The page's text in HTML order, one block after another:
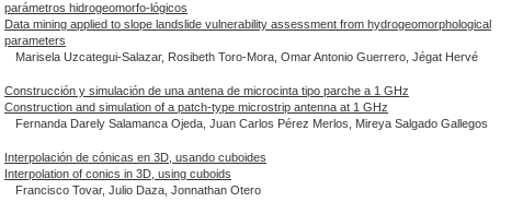
parámetros hidrogeomorfo-lógicos
Data mining applied to slope landslide vulnerability assessment from hydrogeomorphological
parameters
Marisela Uzcategui-Salazar, Rosibeth Toro-Mora, Omar Antonio Guerrero, Jégat Hervé
Construcción y simulación de una antena de microcinta tipo parche a 1 GHz
Construction and simulation of a patch-type microstrip antenna at 1 GHz
Fernanda Darely Salamanca Ojeda, Juan Carlos Pérez Merlos, Mireya Salgado Gallegos
Interpolación de cónicas en 3D, usando cuboides
Interpolation of conics in 3D, using cuboids
Francisco Tovar, Julio Daza, Jonnathan Otero